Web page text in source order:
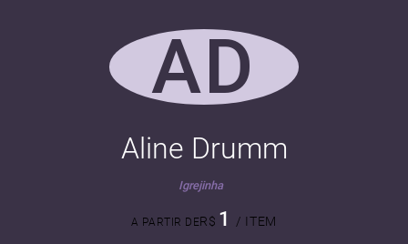
AD
Aline Drumm
Igrejinha
A PARTIR DER$ 1 / ITEM